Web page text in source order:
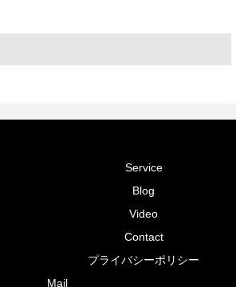
Service
Blog
Video
Contact
プライバシーポリシー
Mail